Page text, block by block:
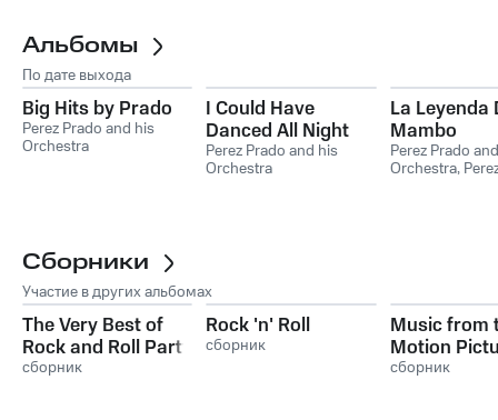
Альбомы
По дате выхода
Big Hits by Prado
Perez Prado and his
Orchestra
I Could Have
Danced All Night
Perez Prado and his
Orchestra
La Leyenda
Mambo
Perez Prado
Orchestra,
Сборники
Участие в других альбомах
The Very Best of
Rock and Roll Party
сборник
Rock 'n' Roll
сборник
Music from
Motion
Curious
сборник